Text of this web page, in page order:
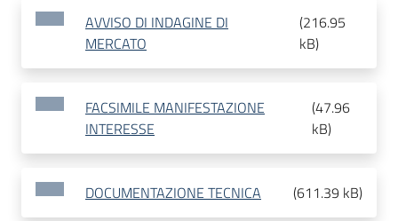
AVVISO DI INDAGINE DI
MERCATO
(216.95
kB)
FACSIMILE MANIFESTAZIONE
INTERESSE
(47.96
kB)
DOCUMENTAZIONE TECNICA (611.39 kB)